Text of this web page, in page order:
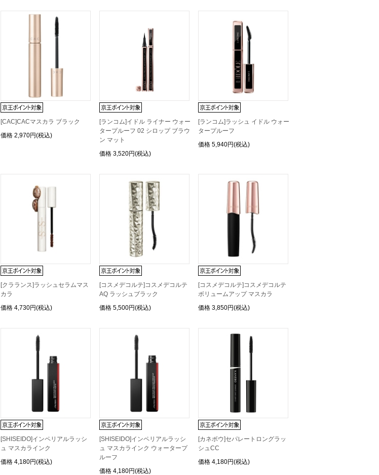
[CAC]CACマスカラ ブラック
価格 2,970円(税込)
[ランコム]イドル ライナー ウォー
タープルーフ 02 シロップ ブラウ
ン マット
価格 3,520円(税込)
[ランコム]ラッシュ イドル ウォー
タープルーフ
価格 5,940円(税込)
[クラランス]ラッシュセラムマス
カラ
価格 4,730円(税込)
[コスメデコルテ]コスメデコルテ
AQ ラッシュブラック
価格 5,500円(税込)
[コスメデコルテ]コスメデコルテ
ボリュームアップ マスカラ
価格 3,850円(税込)
[SHISEIDO]インペリアルラッシ
ュ マスカラインク
価格 4,180円(税込)
[SHISEIDO]インペリアルラッシ
ュ マスカラインク ウォータープ
ルーフ
価格 4,180円(税込)
[カネボウ]セパレートロングラッ
シュCC
価格 4,180円(税込)